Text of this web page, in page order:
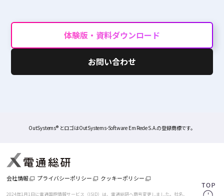
体験版・資料ダウンロード
お問い合わせ
OutSystems® とロゴはOutSystems-Software Em Rede S.A.の登録商標です。
会社情報 プライバシーポリシー クッキーポリシー
2024年1月1日に電通国際情報サービス（ISID）は、電通総研へ商号変更しました。社名、